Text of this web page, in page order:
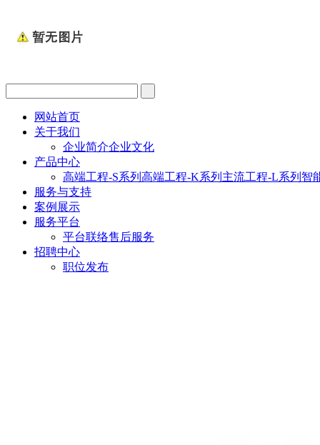
网站首页
关于我们
企业简介企业文化
产品中心
高端工程-S系列 高端工程-K系列 主流工程-L系列 智
服务与支持
案例展示
服务平台
平台联络售后服务
招聘中心
职位发布